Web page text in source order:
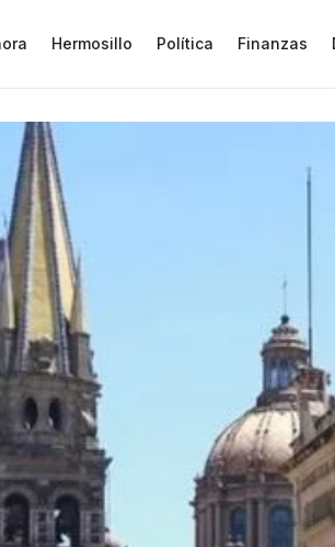
Hermosillo Política Finanzas